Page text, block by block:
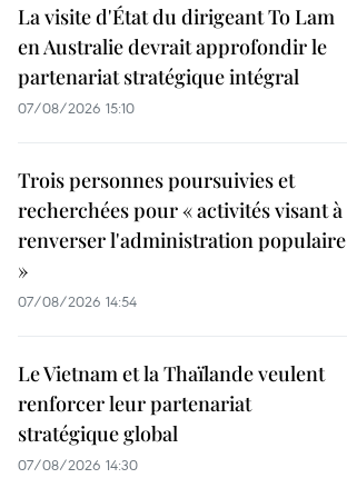
La visite d'État du dirigeant To Lam
en Australie devrait approfondir le
partenariat stratégique intégral
07/08/2026 15:10
Trois personnes poursuivies et
recherchées pour « activités visant à
renverser l'administration populaire
»
07/08/2026 14:54
Le Vietnam et la Thaïlande veulent
renforcer leur partenariat
stratégique global
07/08/2026 14:30